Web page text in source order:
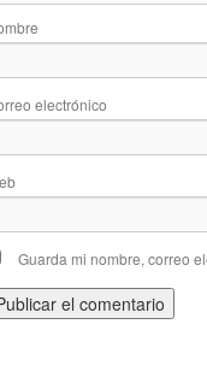
electrónico
Guarda mi nombre, correo